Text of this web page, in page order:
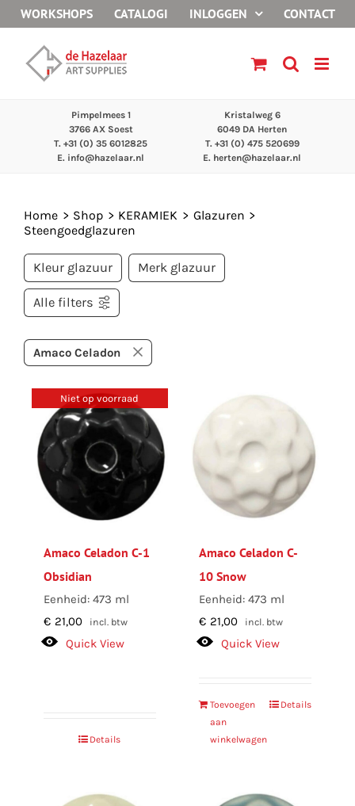
naar
inhoud
WORKSHOPS CATALOGI INLOGGEN CONTACT
Pimpelmees 1
3766 AX Soest
T. +31 (0) 35 6012825
E. info@hazelaar.nl
Kristalweg 6
6049 DA Herten
T. +31 (0) 475 520699
E. herten@hazelaar.nl
Home Shop KERAMIEK
Glazuren
Steengoedglazuren
Kleur glazuur Merk glazuur
Alle filters
Amaco Celadon
Niet op voorraad
Amaco Celadon C-1
Obsidian
Eenheid: 473 ml
€ 21,00 incl. btw
Quick View
Details
Amaco Celadon C-
10 Snow
Eenheid: 473 ml
€ 21,00 incl. btw
Quick View
Toevoegen
aan
winkelwagen
Details